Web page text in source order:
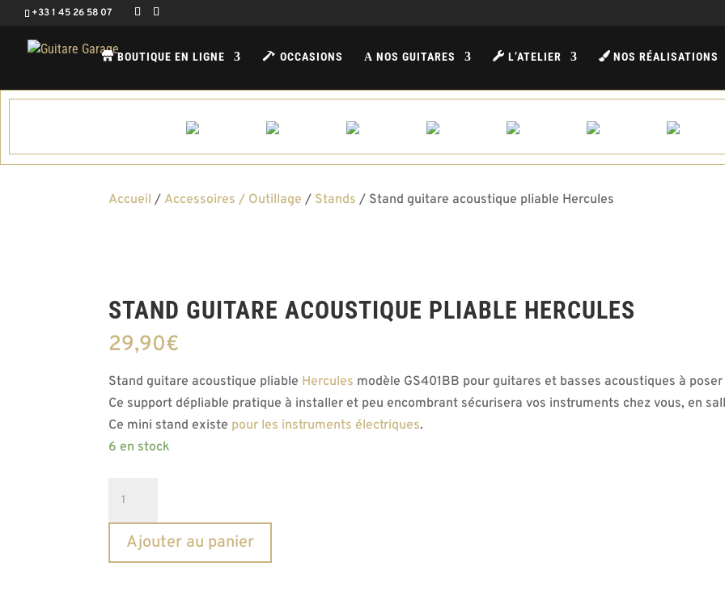
+33 1 45 26 58 07
BOUTIQUE EN LIGNE OCCASIONS A NOS GUITARES L’ATELIER NOS RÉALISATIONS
Accueil / Accessoires / Outillage / Stands / Stand guitare acoustique pliable Hercules
STAND GUITARE ACOUSTIQUE PLIABLE HERCULES
29,90€
Stand guitare acoustique pliable Hercules modèle GS401BB pour guitares et basses acoustiques à
Ce support dépliable pratique à installer et peu encombrant sécurisera vos instruments chez vous, en
Ce mini stand existe pour les instruments électriques.
6 en stock
Stand
guitare
Ajouter au panier